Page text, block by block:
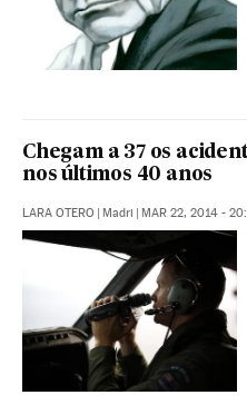
Chegam a 37 os
nos últimos 40 anos
LARA OTERO | Madri | MAR 22, 2014 -